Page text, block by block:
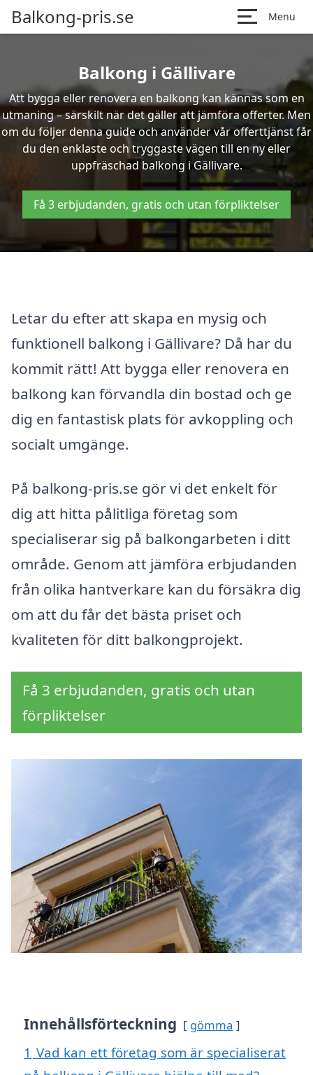
Balkong-pris.se Menu
Balkong i Gällivare
Att bygga eller renovera en balkong kan kännas som en
utmaning – särskilt när det gäller att jämföra offerter. Men
om du följer denna guide och använder vår offerttjänst får
du den enklaste och tryggaste vägen till en ny eller
uppfräschad balkong i Gällivare.
Få 3 erbjudanden, gratis och utan förpliktelser
Letar du efter att skapa en mysig och
funktionell balkong i Gällivare? Då har du
kommit rätt! Att bygga eller renovera en
balkong kan förvandla din bostad och ge
dig en fantastisk plats för avkoppling och
socialt umgänge.
På balkong-pris.se gör vi det enkelt för
dig att hitta pålitliga företag som
specialiserar sig på balkongarbeten i ditt
område. Genom att jämföra erbjudanden
från olika hantverkare kan du försäkra dig
om att du får det bästa priset och
kvaliteten för ditt balkongprojekt.
Få 3 erbjudanden, gratis och utan
förpliktelser
Innehållsförteckning gömma
1 Vad kan ett företag som är specialiserat